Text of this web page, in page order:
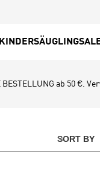
KINDERSÄUGLING
BESTELLUNG ab 50 €.
SORT BY